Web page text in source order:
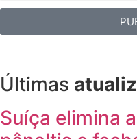
Últimas
Suíça elimina